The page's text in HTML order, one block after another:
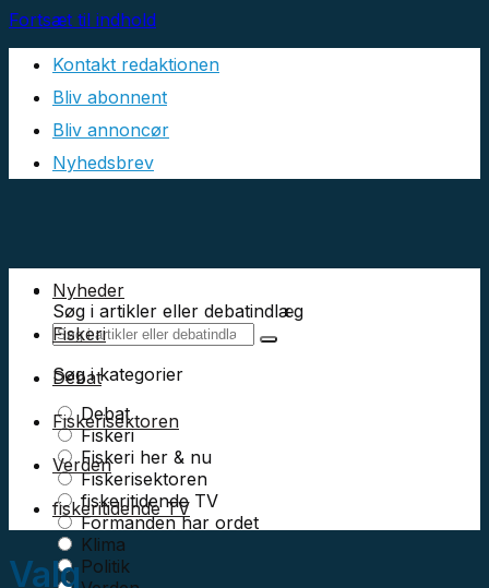
Fortsæt til indhold
Kontakt redaktionen
Bliv abonnent
Bliv annoncør
Nyhedsbrev
Søg i artikler eller debatindlæg
Søg i kategorier
Debat
Fiskeri
Fiskeri her & nu
Fiskerisektoren
fiskeritidende TV
Formanden har ordet
Klima
Politik
Nyheder
Fiskeri
Debat
Fiskerisektoren
Verden
fiskeritidende TV
Valg